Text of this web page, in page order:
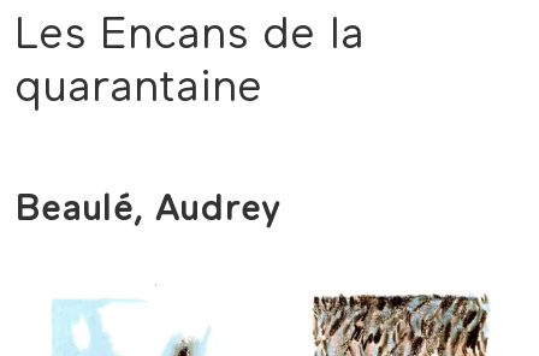
Les Encans de la
quarantaine
Beaulé, Audrey